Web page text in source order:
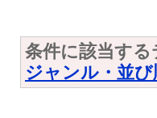
条件に該当す
ジャンル・並